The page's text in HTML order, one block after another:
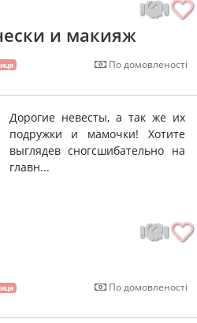
и макияж
По домовленості
Дорогие невесты, а так же их
подружки и мамочки! Хотите
выглядев сногсшибательно на
главн...
По домовленості